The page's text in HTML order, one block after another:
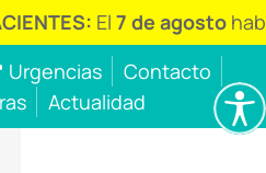
El7 de agosto
Urgencias
Contacto
Actualidad